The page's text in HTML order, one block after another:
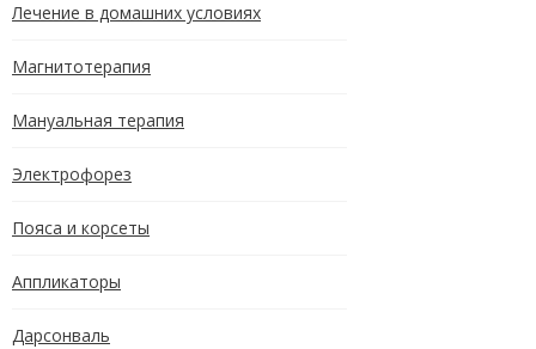
Лечение в домашних условиях
Магнитотерапия
Мануальная терапия
Электрофорез
Пояса и корсеты
Аппликаторы
Дарсонваль